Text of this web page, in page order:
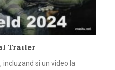
Trailer
incluzand si un video la